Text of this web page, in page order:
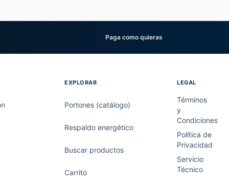
Paga como quieras
EXPLORAR
Portones (catálogo)
Respaldo energético
Buscar productos
Carrito
LEGAL
Términos
y
Condiciones
Política de
Privacidad
Servicio
Técnico